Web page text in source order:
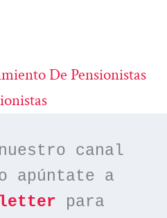
De Pensionistas
canal
apúntate a
para